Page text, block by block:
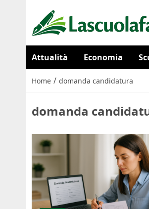
Attualità Economia
Home / domanda candidatura
domanda